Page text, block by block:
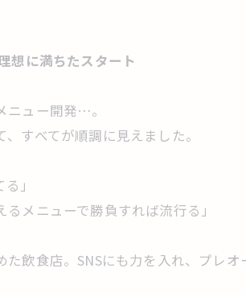
想に満ちたスタート
ニュー開発…。
すべてが順調に見えました。
」
るメニューで勝負すれば流行る」
た飲食店。SNSにも力を入れ、プレ